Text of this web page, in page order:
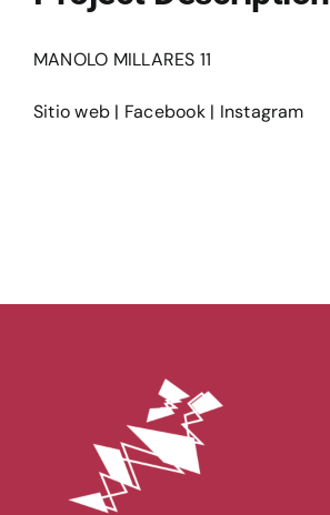
MANOLO MILLARES 11
Sitio web | Facebook| Instagram